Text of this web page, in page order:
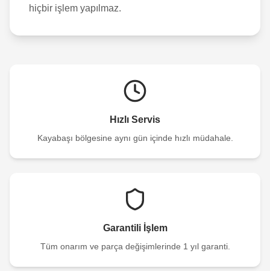
hiçbir işlem yapılmaz.
Hızlı Servis
Kayabaşı bölgesine aynı gün içinde hızlı müdahale.
Garantili İşlem
Tüm onarım ve parça değişimlerinde 1 yıl garanti.